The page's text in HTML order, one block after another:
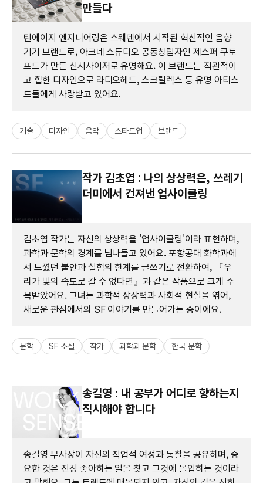
만들다
틴에이지 엔지니어링은 스웨덴에서 시작된 혁신적인 음향
기기 브랜드로, 아크네 스튜디오 공동창립자인 제스퍼 쿠토
프드가 만든 신시사이저로 유명해요. 이 브랜드는 직관적이
고 힙한 디자인으로 라디오헤드, 스크릴렉스 등 유명 아티스
트들에게 사랑받고 있어요.
기술 디자인 음악 스타트업 브랜드
작가 김초엽 : 나의 상상력은, 쓰레기
더미에서 건져낸 업사이클링
김초엽 작가는 자신의 상상력을 '업사이클링'이라 표현하며,
과학과 문학의 경계를 넘나들고 있어요. 포항공대 화학과에
서 느꼈던 불안과 실험의 한계를 글쓰기로 전환하여, 『우
리가 빛의 속도로 갈 수 없다면』과 같은 작품으로 크게 주
목받았어요. 그녀는 과학적 상상력과 사회적 현실을 엮어,
새로운 관점에서의 SF 이야기를 만들어가는 중이에요.
문학 SF 소설 작가 과학과 문학 한국 문학
송길영 : 내 공부가 어디로 향하는지
직시해야 합니다
송길영 부사장이 자신의 직업적 여정과 통찰을 공유하며, 중
요한 것은 진정 좋아하는 일을 찾고 그것에 몰입하는 것이라